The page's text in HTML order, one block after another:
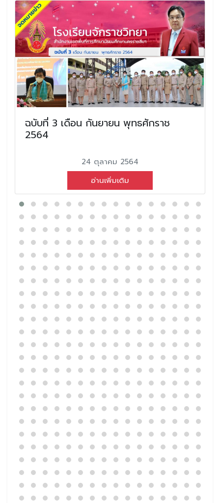
ฉบับที่ 3 เดือน กันยายน พุทธศักราช
2564
24 ตุลาคม 2564
อ่านเพิ่มเติม